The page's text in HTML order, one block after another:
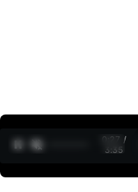
0:27 /
3:35